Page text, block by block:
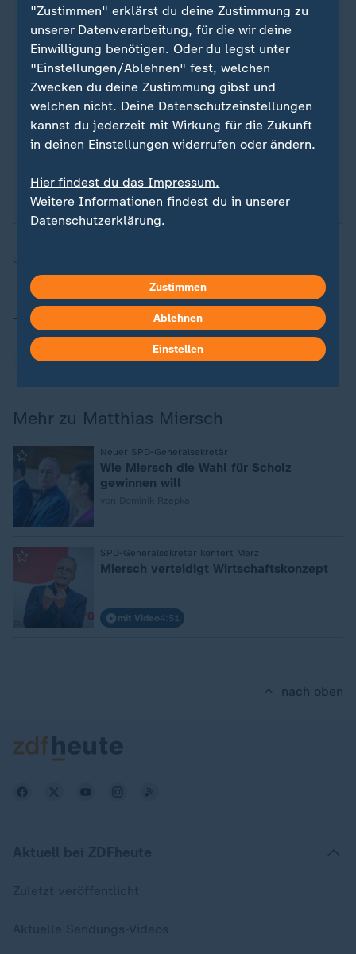
Sie wollen auf dem Laufenden bleiben? Dann sind
Sie beim ZDFheute-WhatsApp-Channel richtig. Hier
erhalten Siedie wichtigsten Nachrichten auf Ihr
Smartphone. Nehmen Sie teil an Umfragen oder
lassen Sie sich durch unseren Podcast "Kurze
WhatsApp-Channel.
Thema
SPD
Mehr zu Matthias Miersch
Neuer SPD-Generalsekretär
Wie Miersch die Wahl für Scholz
gewinnen will
SPD-Generalsekretär kontert Merz
Miersch verteidigt Wirtschaftskonzept
mit Video4:51
nach oben
"Zustimmen" erklärst du deine Zustimmung zu
unserer Datenverarbeitung, für die wir deine
Einwilligung benötigen. Oder du legst unter
"Einstellungen/Ablehnen" fest, welchen
Zwecken du deine Zustimmung gibst und
welchen nicht. Deine Datenschutzeinstellungen
kannst du jederzeit mit Wirkung für die Zukunft
in deinen Einstellungen widerrufen oder ändern.
Hier findest du das Impressum.
Weitere Informationen findest du in unserer
Datenschutzerklärung.
Zustimmen
Ablehnen
Einstellen